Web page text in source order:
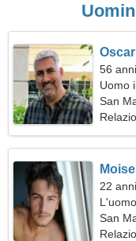
Oscar
56
Uomo
San
22
San